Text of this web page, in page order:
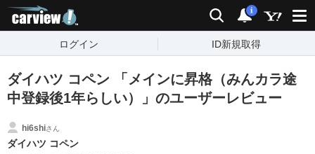
検索 通知
i
ログイン ID新規取得
ダイハツ コペン 「メインに昇格（みんカラ途
中登録後1年らしい）」のユーザーレビュー
hi6shiさん
ダイハツ コペン